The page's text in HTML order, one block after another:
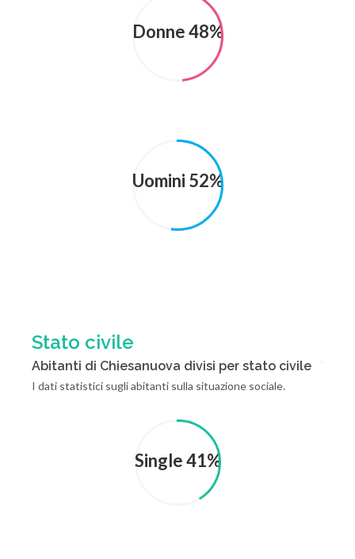
Donne 48%
Uomini 52%
Stato civile
Abitanti di Chiesanuova divisi per stato civile
I dati statistici sugli abitanti sulla situazione sociale.
Single 41%